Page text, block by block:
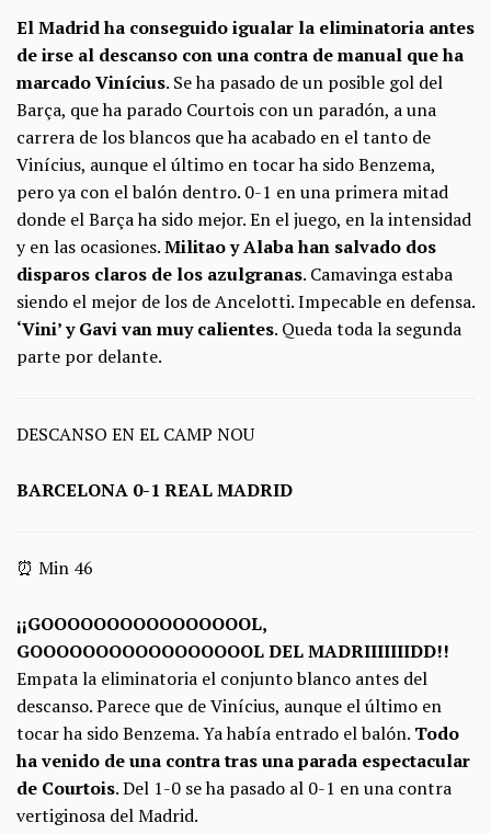
El Madrid ha conseguido igualar la eliminatoria antes
de irse al descanso con una contra de manual que ha
marcado Vinícius. Se ha pasado de un posible gol del
Barça, que ha parado Courtois con un paradón, a una
carrera de los blancos que ha acabado en el tanto de
Vinícius, aunque el último en tocar ha sido Benzema,
pero ya con el balón dentro. 0-1 en una primera mitad
donde el Barça ha sido mejor. En el juego, en la intensidad
y en las ocasiones.Militao y Alaba han salvado dos
disparos claros de los azulgranas. Camavinga estaba
siendo el mejor de los de Ancelotti. Impecable en defensa.
‘Vini’ y Gavi van muy calientes. Queda toda la segunda
parte por delante.
DESCANSO EN EL CAMP NOU
BARCELONA 0-1 REAL MADRID
⏰ Min 46
¡¡GOOOOOOOOOOOOOOOOL,
GOOOOOOOOOOOOOOOOOL DEL MADRIIIIIIIDD!!
Empata la eliminatoria el conjunto blanco antes del
descanso. Parece que de Vinícius, aunque el último en
tocar ha sido Benzema. Ya había entrado el balón. Todo
ha venido de una contra tras una parada espectacular
de Courtois. Del 1-0 se ha pasado al 0-1 en una contra
vertiginosa del Madrid.